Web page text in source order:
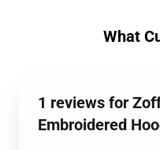
What
1 reviews for
Embroidered